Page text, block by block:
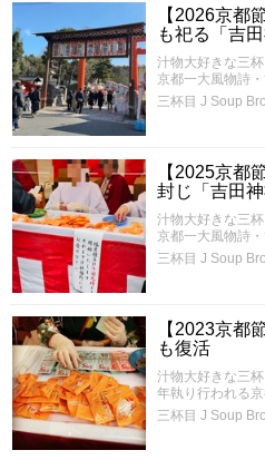
【2026京都
も祀る「吉田
汁物大好きな三
京都一大風物詩
三杯目 J Soup
【2025京都
封じ「吉田神
汁物大好きな三
京都一大風物詩・
三杯目 J Soup
【2023京都
も復活
汁物大好きな三
年執り行われる
三杯目 J Soup